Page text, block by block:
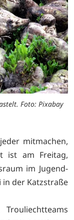
Foto: Pixabay
mitmachen,
ist am Freitag,
im Jugend-
in der Katzstraße